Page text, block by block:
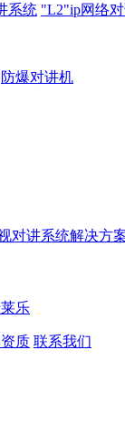
系统 "L2"ip网络
防爆对讲机
对讲系统解决方
乐
质 联系我们